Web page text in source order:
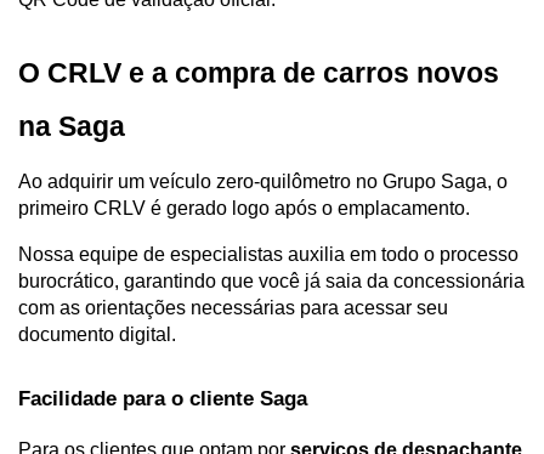
O CRLV e a compra de carros novos
na Saga
Ao adquirir um veículo zero-quilômetro no Grupo Saga, o
primeiro CRLV é gerado logo após o emplacamento.
Nossa equipe de especialistas auxilia em todo o processo
burocrático, garantindo que você já saia da concessionária
com as orientações necessárias para acessar seu
documento digital.
Facilidade para o cliente Saga
Para os clientes que optam por serviços de despachante